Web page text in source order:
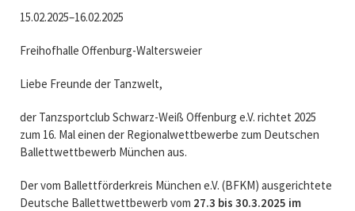
15.02.2025–16.02.2025
Freihofhalle Offenburg-Waltersweier
Liebe Freunde der Tanzwelt,
der Tanzsportclub Schwarz-Weiß Offenburg e.V. richtet 2025
zum 16. Mal einen der Regionalwettbewerbe zum Deutschen
Ballettwettbewerb München aus.
Der vom Ballettförderkreis München e.V. (BFKM) ausgerichtete
Deutsche Ballettwettbewerb vom 27.3 bis 30.3.2025 im